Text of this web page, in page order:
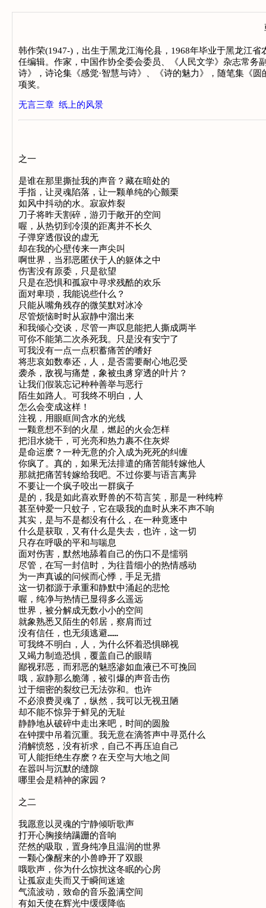
韩作荣(1947-)，出生于黑龙江海伦县，1968年毕业于黑龙江
任编辑。作家，中国作协全委会委员、《人民文学》杂志常
诗》，诗论集《感觉·智慧与诗》、《诗的魅力》，随笔集《
项奖。
无言三章 纸上的风景
之一
是谁在那里撕扯我的声音？藏在暗处的
手指，让灵魂陷落，让一颗单纯的心颤栗
如风中抖动的水。寂寂炸裂
刀子将昨天割碎，游刃于敞开的空间
喔，从热切到冷漠的距离并不长久
子弹穿透假设的虚无
却在我的心壁传来一声尖叫
啊世界，当邪恶匿伏于人的躯体之中
伤害没有原委，只是欲望
只是在恐惧和孤寂中寻求残酷的欢乐
面对卑琐，我能说些什么？
只能从嘴角残存的微笑默对冰冷
尽管烦恼时时从寂静中溜出来
和我倾心交谈，尽管一声叹息能把人撕成两半
可你不能第二次杀死我。只是没有安宁了
可我没有一点一点积蓄痛苦的嗜好
将悲哀如数奉还，人，是否需要耐心地忍受
袭杀，敌视与痛楚，象被虫豸穿透的叶片？
让我们假装忘记种种善举与恶行
陌生如路人。可我终不明白，人
怎么会变成这样！
注视，用眼眶间含水的光线
一颗意想不到的火星，燃起的火会怎样
把泪水烧干，可光亮和热力裹不住灰烬
是命运麽？一种无意的介入成为死死的纠缠
你疯了。真的，如果无法排遣的痛苦能转嫁他人
那就把痛苦转嫁给我吧。不过你要与语言离异
不要让一个疯子咬出一群疯子
是的，我是如此喜欢野兽的不苟言笑，那是一种纯粹
甚至钟爱一只蚊子，它在吸我的血时从来不声不响
其实，是与不是都没有什么，在一种竟逐中
什么是获取，又有什么是失去，也许，这一切
只存在呼吸的平和与喘息
面对伤害，默然地舔着自己的伤口不是懦弱
尽管，在写一封信时，为往昔细小的热情感动
为一声真诚的问候而心悸，手足无措
这一切都源于承重和静默中涌起的悲怆
喔，纯净与热情已显得多么遥远
世界，被分解成无数小小的空间
就象熟悉又陌生的邻居，察肩而过
没有信任，也无须逃避……
可我终不明白，人，为什么怀着恐惧睇视
又竭力制造恐惧，覆盖自己的眼睛
鄙视邪恶，而邪恶的魅惑渗如血液已不可挽回
哦，寂静那么脆薄，被引爆的声音击伤
过于细密的裂纹已无法弥和。也许
不必浪费灵魂了，纵然，我可以无视丑陋
却不能不惊异于鲜见的无耻
静静地从破碎中走出来吧，时间的圆脸
在钟摆中吊着沉重。我无意在滴答声中寻觅什么
消解愤怒，没有祈求，自己不再压迫自己
可人能拒绝生存麽？在天空与大地之间
在嚣叫与沉默的缝隙
哪里会是精神的家园？
之二
我愿意以灵魂的宁静倾听歌声
打开心胸接纳蹒跚的音响
茫然的吸取，置身纯净且温润的世界
一颗心像醒来的小兽睁开了双眼
哦歌声，你为什么惊扰这冬眠的心房
让孤寂走失而又于瞬间迷途
气流波动，致命的音乐盈满空间
有如天使在辉光中缓缓降临